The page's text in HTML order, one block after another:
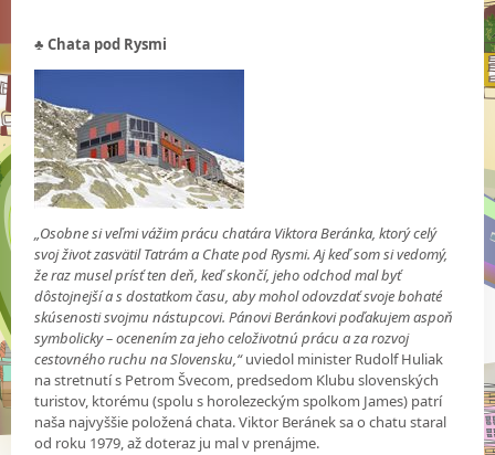
♣ Chata pod Rysmi
„Osobne si veľmi vážim prácu chatára Viktora Beránka, ktorý celý
svoj život zasvätil Tatrám a Chate pod Rysmi. Aj keď som si vedomý,
že raz musel prísť ten deň, keď skončí, jeho odchod mal byť
dôstojnejší a s dostatkom času, aby mohol odovzdať svoje bohaté
skúsenosti svojmu nástupcovi. Pánovi Beránkovi poďakujem aspoň
symbolicky – ocenením za jeho celoživotnú prácu a za rozvoj
cestovného ruchu na Slovensku,“uviedol minister Rudolf Huliak
na stretnutí s Petrom Švecom, predsedom Klubu slovenských
turistov, ktorému (spolu s horolezeckým spolkom James) patrí
naša najvyššie položená chata. Viktor Beránek sa o chatu staral
od roku 1979, až doteraz ju mal v prenájme.